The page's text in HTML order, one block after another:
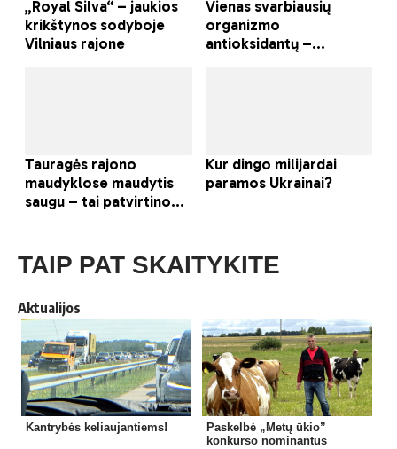
TAIP PAT SKAITYKITE
Aktualijos
Kantrybės keliaujantiems!
Paskelbė „Metų ūkio”
konkurso nominantus